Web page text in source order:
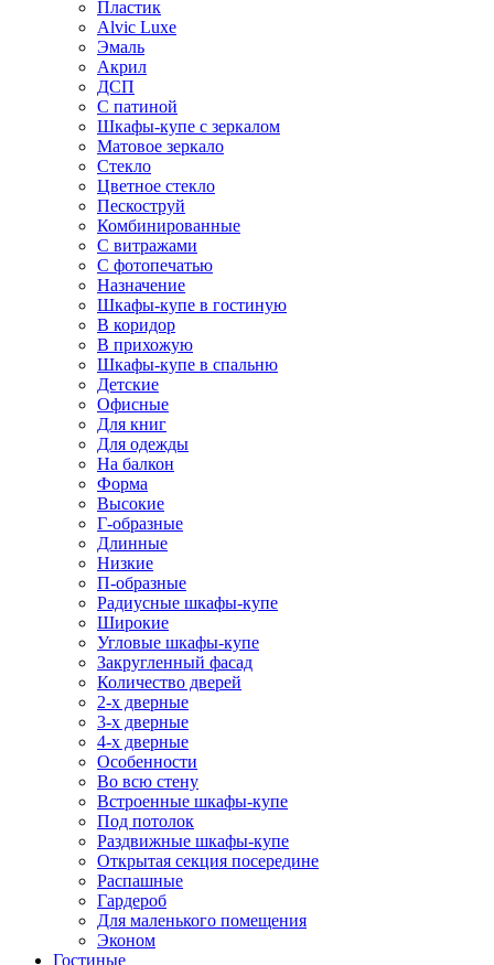
Пластик
Alvic Luxe
Эмаль
Акрил
ДСП
С патиной
Шкафы-купе с зеркалом
Матовое зеркало
Стекло
Цветное стекло
Пескоструй
Комбинированные
С витражами
С фотопечатью
Назначение
Шкафы-купе в гостиную
В коридор
В прихожую
Шкафы-купе в спальню
Детские
Офисные
Для книг
Для одежды
На балкон
Форма
Высокие
Г-образные
Длинные
Низкие
П-образные
Радиусные шкафы-купе
Широкие
Угловые шкафы-купе
Закругленный фасад
Количество дверей
2-х дверные
3-х дверные
4-х дверные
Особенности
Во всю стену
Встроенные шкафы-купе
Под потолок
Раздвижные шкафы-купе
Открытая секция посередине
Распашные
Гардероб
Для маленького помещения
Эконом
Гостиные